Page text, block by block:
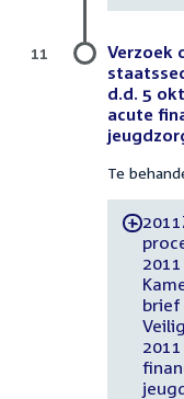
Verzoek
d.d. 5
acute
Te
-
brief
11